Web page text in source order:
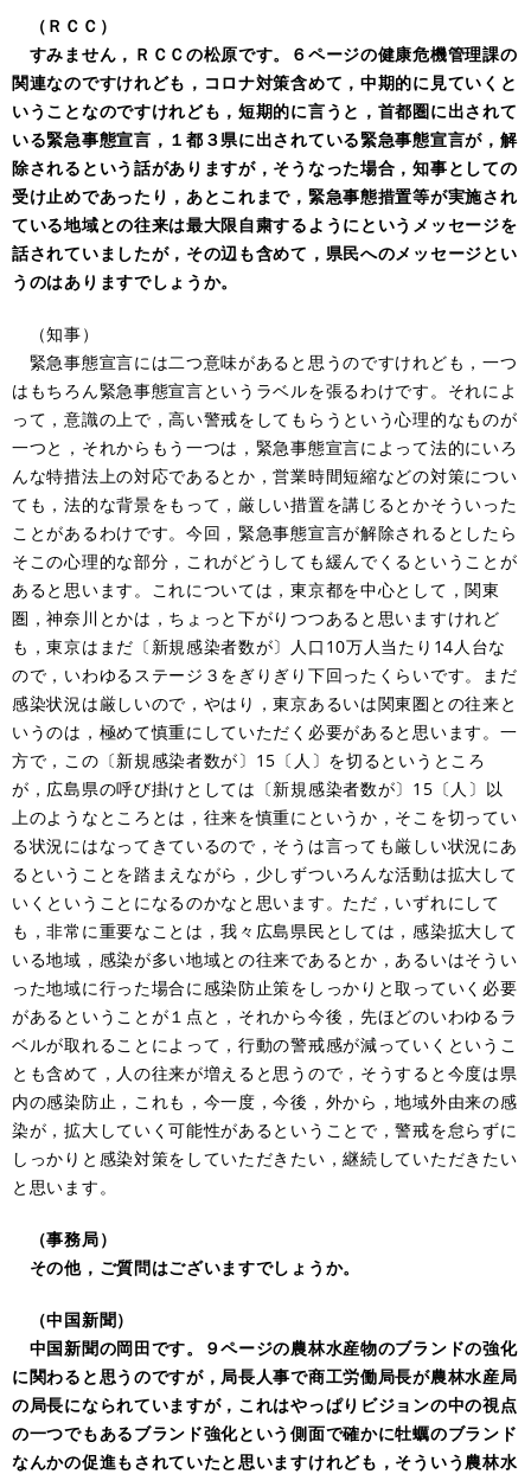
（ＲＣＣ）
すみません，ＲＣＣの松原です。６ページの健康危機管理課の
関連なのですけれども，コロナ対策含めて，中期的に見ていくと
いうことなのですけれども，短期的に言うと，首都圏に出されて
いる緊急事態宣言，１都３県に出されている緊急事態宣言が，解
除されるという話がありますが，そうなった場合，知事としての
受け止めであったり，あとこれまで，緊急事態措置等が実施され
ている地域との往来は最大限自粛するようにというメッセージを
話されていましたが，その辺も含めて，県民へのメッセージとい
うのはありますでしょうか。
（知事）
緊急事態宣言には二つ意味があると思うのですけれども，一つ
はもちろん緊急事態宣言というラベルを張るわけです。それによ
って，意識の上で，高い警戒をしてもらうという心理的なものが
一つと，それからもう一つは，緊急事態宣言によって法的にいろ
んな特措法上の対応であるとか，営業時間短縮などの対策につい
ても，法的な背景をもって，厳しい措置を講じるとかそういった
ことがあるわけです。今回，緊急事態宣言が解除されるとしたら
そこの心理的な部分，これがどうしても緩んでくるということが
あると思います。これについては，東京都を中心として，関東
圏，神奈川とかは，ちょっと下がりつつあると思いますけれど
も，東京はまだ〔新規感染者数が〕人口10万人当たり14人台な
ので，いわゆるステージ３をぎりぎり下回ったくらいです。まだ
感染状況は厳しいので，やはり，東京あるいは関東圏との往来と
いうのは，極めて慎重にしていただく必要があると思います。一
方で，この〔新規感染者数が〕15〔人〕を切るというところ
が，広島県の呼び掛けとしては〔新規感染者数が〕15〔人〕以
上のようなところとは，往来を慎重にというか，そこを切ってい
る状況にはなってきているので，そうは言っても厳しい状況にあ
るということを踏まえながら，少しずついろんな活動は拡大して
いくということになるのかなと思います。ただ，いずれにして
も，非常に重要なことは，我々広島県民としては，感染拡大して
いる地域，感染が多い地域との往来であるとか，あるいはそうい
った地域に行った場合に感染防止策をしっかりと取っていく必要
があるということが１点と，それから今後，先ほどのいわゆるラ
ベルが取れることによって，行動の警戒感が減っていくというこ
とも含めて，人の往来が増えると思うので，そうすると今度は県
内の感染防止，これも，今一度，今後，外から，地域外由来の感
染が，拡大していく可能性があるということで，警戒を怠らずに
しっかりと感染対策をしていただきたい，継続していただきたい
と思います。
（事務局）
その他，ご質問はございますでしょうか。
（中国新聞）
中国新聞の岡田です。９ページの農林水産物のブランドの強化
に関わると思うのですが，局長人事で商工労働局長が農林水産局
の局長になられていますが，これはやっぱりビジョンの中の視点
の一つでもあるブランド強化という側面で確かに牡蠣のブランド
なんかの促進もされていたと思いますけれども，そういう農林水